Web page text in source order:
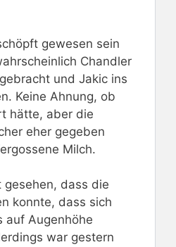
gewesen sein
Chandler
und Jakic ins
Keine Ahnung, ob
hätte, aber die
eher gegeben
Milch.
gesehen, dass die
konnte, dass sich
auf Augenhöhe
war gestern